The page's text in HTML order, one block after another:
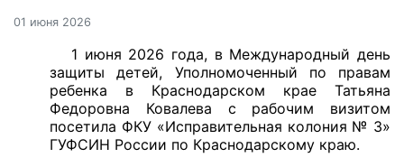
01 июня 2026
1 июня 2026 года, в Международный день
защиты детей, Уполномоченный по правам
ребенка в Краснодарском крае Татьяна
Федоровна Ковалева с рабочим визитом
посетила ФКУ «Исправительная колония № 3»
ГУФСИН России по Краснодарскому краю.